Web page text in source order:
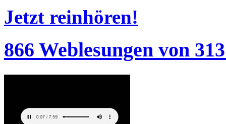
Jetzt reinhören!
866 Weblesungen von